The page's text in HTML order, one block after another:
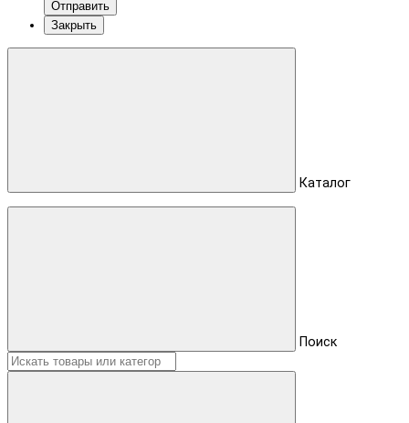
Отправить
Закрыть
Каталог
Поиск